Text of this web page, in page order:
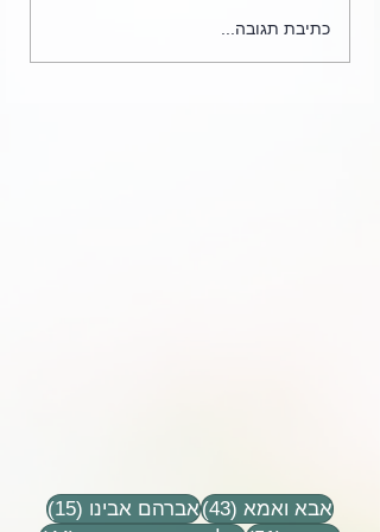
״זה כל כך מרגיז. זה כל כך
כתיבת תגובה...
אבא ואמא (43) 43 פוסטים
אברהם אבינו (15)
15 פוסטים